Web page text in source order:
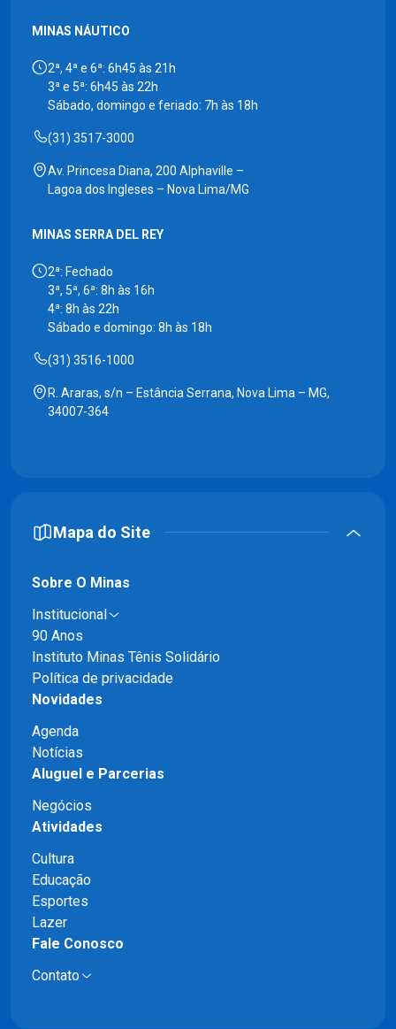
MINAS NÁUTICO
2ª, 4ª e 6ª: 6h45 às 21h
3ª e 5ª: 6h45 às 22h
Sábado, domingo e feriado: 7h às 18h
(31) 3517-3000
Av. Princesa Diana, 200 Alphaville –
Lagoa dos Ingleses – Nova Lima/MG
MINAS SERRA DEL REY
2ª: Fechado
3ª, 5ª, 6ª: 8h às 16h
4ª: 8h às 22h
Sábado e domingo: 8h às 18h
(31) 3516-1000
R. Araras, s/n – Estância Serrana, Nova Lima – MG,
34007-364
Mapa do Site
Sobre O Minas
Institucional
90 Anos
Instituto Minas Tênis Solidário
Política de privacidade
Novidades
Agenda
Notícias
Aluguel e Parcerias
Negócios
Atividades
Cultura
Educação
Esportes
Lazer
Fale Conosco
Contato